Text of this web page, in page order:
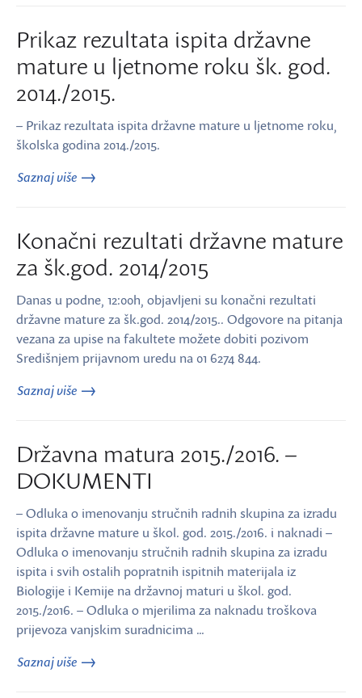
Prikaz rezultata ispita državne
mature u ljetnome roku šk. god.
2014./2015.
– Prikaz rezultata ispita državne mature u ljetnome roku,
školska godina 2014./2015.
Saznaj više
Konačni rezultati državne mature
za šk.god. 2014/2015
Danas u podne, 12:00h, objavljeni su konačni rezultati
državne mature za šk.god. 2014/2015.. Odgovore na pitanja
vezana za upise na fakultete možete dobiti pozivom
Središnjem prijavnom uredu na 01 6274 844.
Saznaj više
Državna matura 2015./2016. –
DOKUMENTI
– Odluka o imenovanju stručnih radnih skupina za izradu
ispita državne mature u škol. god. 2015./2016. i naknadi –
Odluka o imenovanju stručnih radnih skupina za izradu
ispita i svih ostalih popratnih ispitnih materijala iz
Biologije i Kemije na državnoj maturi u škol. god.
2015./2016. – Odluka o mjerilima za naknadu troškova
prijevoza vanjskim suradnicima …
Saznaj više